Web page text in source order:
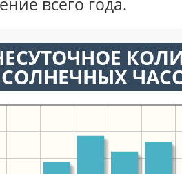
всего года.
СОЛНЕЧНЫХ